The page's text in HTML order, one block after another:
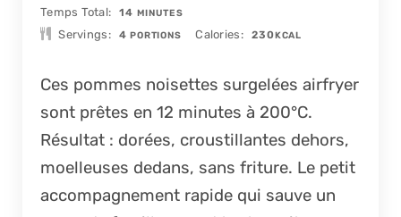
Temps Total 14 MINUTES
MINUTES
Servings 4 PORTIONS Calories 230KCAL
Ces pommes noisettes surgelées airfryer
sont prêtes en 12 minutes à 200°C.
Résultat : dorées, croustillantes dehors,
moelleuses dedans, sans friture. Le petit
accompagnement rapide qui sauve un